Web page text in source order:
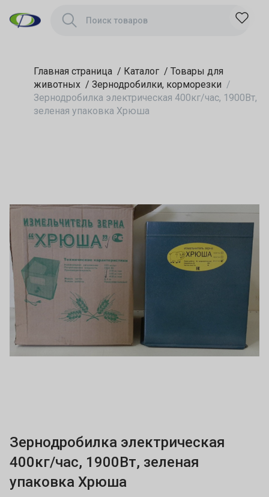
Главная страница / Каталог / Товары для
животных / Зернодробилки, корморезки /
Зернодробилка электрическая 400кг/час, 1900Вт,
зеленая упаковка Хрюша
Зернодробилка электрическая
400кг/час, 1900Вт, зеленая
упаковка Хрюша